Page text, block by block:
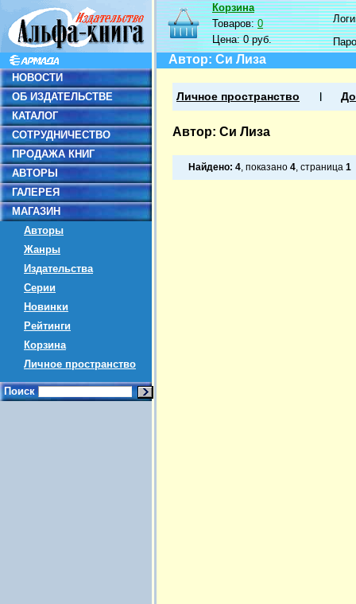
НОВОСТИ
ОБ ИЗДАТЕЛЬСТВЕ
КАТАЛОГ
СОТРУДНИЧЕСТВО
ПРОДАЖА КНИГ
АВТОРЫ
ГАЛЕРЕЯ
МАГАЗИН
Авторы
Жанры
Издательства
Серии
Новинки
Рейтинги
Корзина
Личное пространство
Поиск
Корзина
Товаров:0
Цена:0 руб.
Автор: Си Лиза
Личное пространство
Автор: Си Лиза
Найдено: 4, показано 4, страница 1